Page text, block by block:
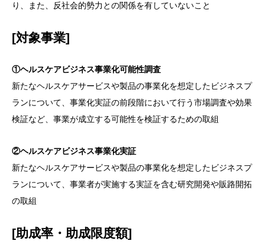
り、また、反社会的勢力との関係を有していないこと
[対象事業]
①ヘルスケアビジネス事業化可能性調査
新たなヘルスケアサービスや製品の事業化を想定したビジネスプ
ランについて、事業化実証の前段階において行う市場調査や効果
検証など、事業が成立する可能性を検証するための取組
②ヘルスケアビジネス事業化実証
新たなヘルスケアサービスや製品の事業化を想定したビジネスプ
ランについて、事業者が実施する実証を含む研究開発や販路開拓
の取組
[助成率・助成限度額]